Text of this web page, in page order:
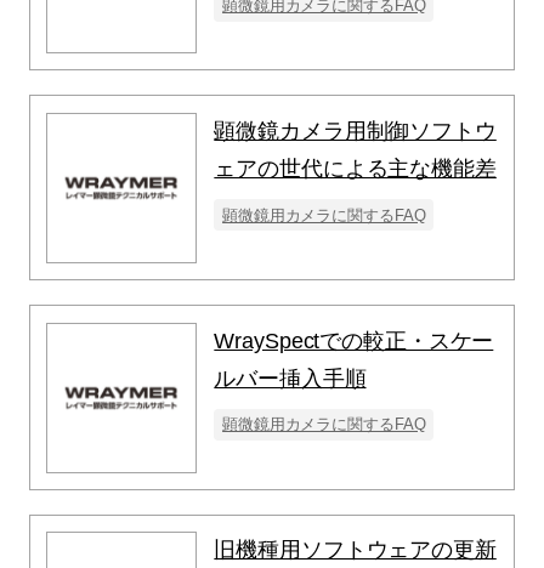
顕微鏡用カメラに関するFAQ
顕微鏡カメラ用制御ソフトウ
ェアの世代による主な機能差
顕微鏡用カメラに関するFAQ
WraySpectでの較正・スケー
ルバー挿入手順
顕微鏡用カメラに関するFAQ
旧機種用ソフトウェアの更新